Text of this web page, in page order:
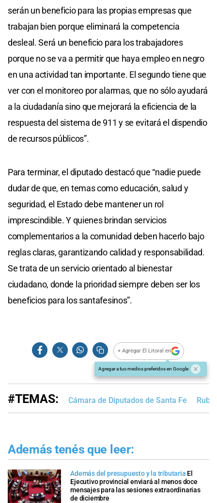
serán un beneficio para las propias empresas que
trabajan bien porque eliminará la competencia
desleal. Será un beneficio para los trabajadores
porque no se va a permitir que haya empleo en negro
en una actividad tan importante. El segundo tiene que
ver con el monitoreo por alarmas, que no sólo ayudará
a la ciudadanía sino que mejorará la eficiencia de la
respuesta del sistema de 911 y se evitará el dispendio
de recursos públicos”.
Para terminar, el diputado destacó que “nadie puede
dudar de que, en temas como educación, salud y
seguridad, el Estado debe mantener un rol
imprescindible. Y quienes brindan servicios
complementarios a la comunidad deben hacerlo bajo
reglas claras, garantizando calidad y responsabilidad.
Se trata de un servicio orientado al bienestar
ciudadano, donde la prioridad siempre deben ser los
beneficios para los santafesinos”.
+ Agregar El Litoral en
Agregar a tus medios preferidos en Google
#TEMAS: Cámara de Diputados de Santa Fe
Además tenés que leer:
Además del presupuesto y la tributaria El
Ejecutivo provincial enviará al menos doce
mensajes para las sesiones extraordinarias
de diciembre